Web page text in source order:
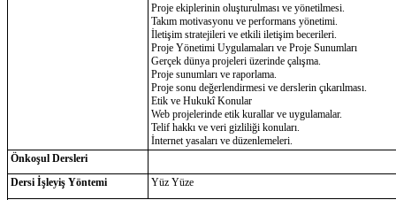
Proje ekiplerinin oluşturulması ve yönetilmesi.
Takım motivasyonu ve performans yönetimi.
İletişim stratejileri ve etkili iletişim becerileri.
Proje Yönetimi Uygulamaları ve Proje Sunumları
Gerçek dünya projeleri üzerinde çalışma.
Proje sunumları ve raporlama.
Proje sonu değerlendirmesi ve derslerin çıkarılması.
Etik ve Hukukî Konular
Web projelerinde etik kurallar ve uygulamalar.
Telif hakkı ve veri gizliliği konuları.
İnternet yasaları ve düzenlemeleri.
Önkoşul Dersleri
Dersi İşleyiş Yöntemi
Yüz Yüze